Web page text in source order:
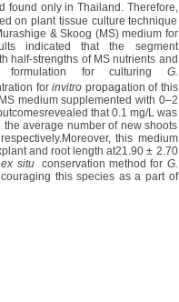
found only in Thailand. Therefore,
on plant tissue culture technique
& Skoog (MS) medium for
indicated that the segment
half-strengths of MS nutrients and
formulation for culturing G.
for invitro propagation of this
medium supplemented with 0–2
that 0.1 mg/L was
average number of new shoots
this medium
and root length at21.90 ± 2.70
ex situ conservation method for G.
this species as a part of